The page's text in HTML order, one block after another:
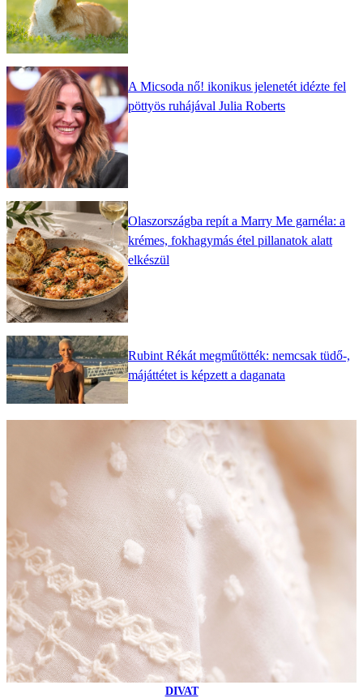
A Micsoda nő! ikonikus jelenetét idézte fel
pöttyös ruhájával Julia Roberts
Olaszországba repít a Marry Me garnéla: a
krémes, fokhagymás étel pillanatok alatt
elkészül
Rubint Rékát megműtötték: nemcsak tüdő-,
májáttétet is képzett a daganata
DIVAT